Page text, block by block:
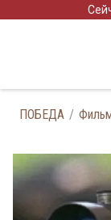
ПОБЕДА